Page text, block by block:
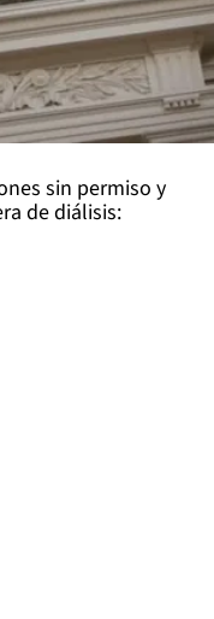
sin permiso y
de diálisis: